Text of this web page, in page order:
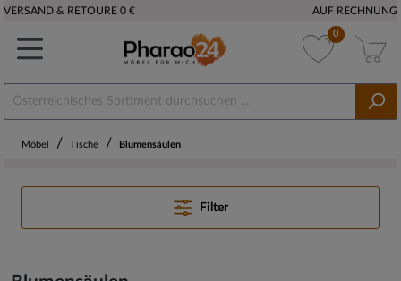
VERSAND & RETOURE 0 € AUF RECHNUNG
0
Möbel / Tische / Blumensäulen
Filter